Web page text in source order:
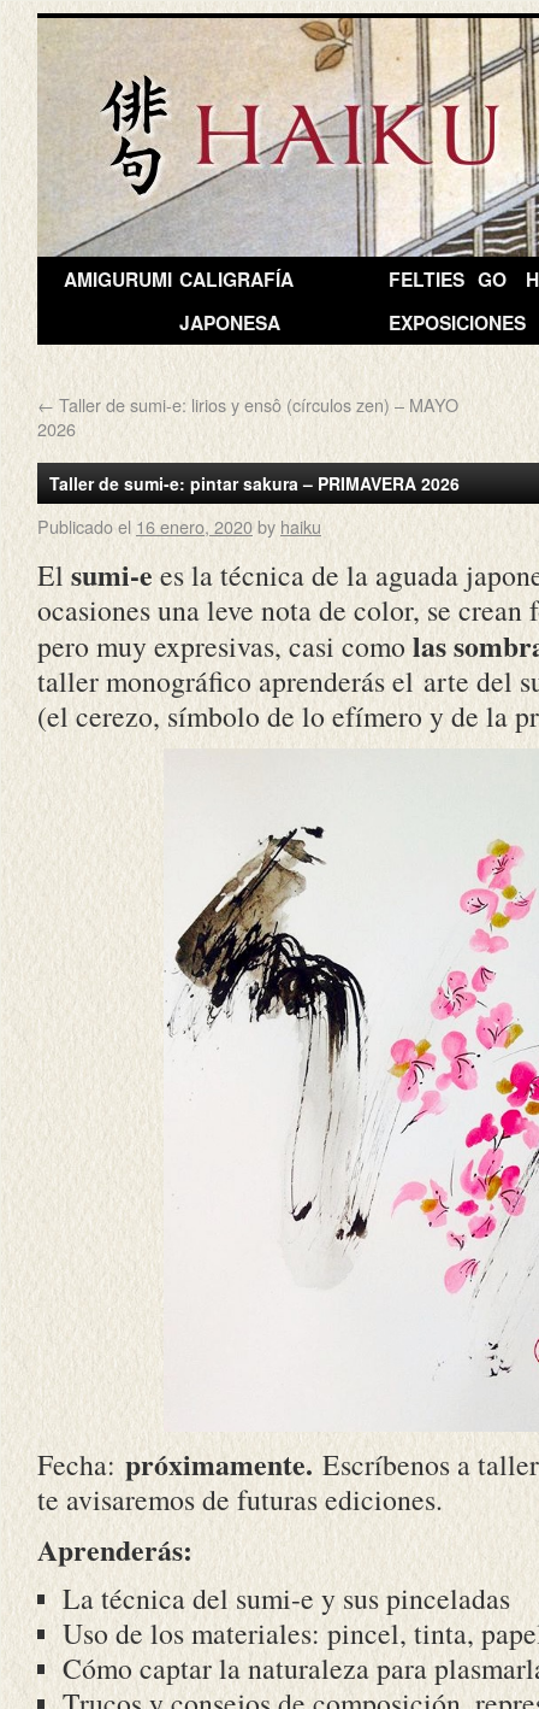
AMIGURUMI CALIGRAFÍA
JAPONESA
FELTIES GO
EXPOSICIONES
← Taller de sumi-e: lirios y ensô (círculos zen) – MAYO
2026
Taller de sumi-e: pintar sakura – PRIMAVERA 2026
Publicado el 16 enero, 2020by haiku
El sumi-ees la técnica de la aguada
ocasiones una leve nota de color, se crean
pero muy expresivas, casi como las
taller monográfico aprenderás el arte del
(el cerezo, símbolo de lo efímero y de la
Fecha: próximamente. Escríbenos a
te avisaremos de futuras ediciones.
Aprenderás:
La técnica del sumi-e y sus pinceladas
Uso de los materiales: pincel, tinta,
Cómo captar la naturaleza para